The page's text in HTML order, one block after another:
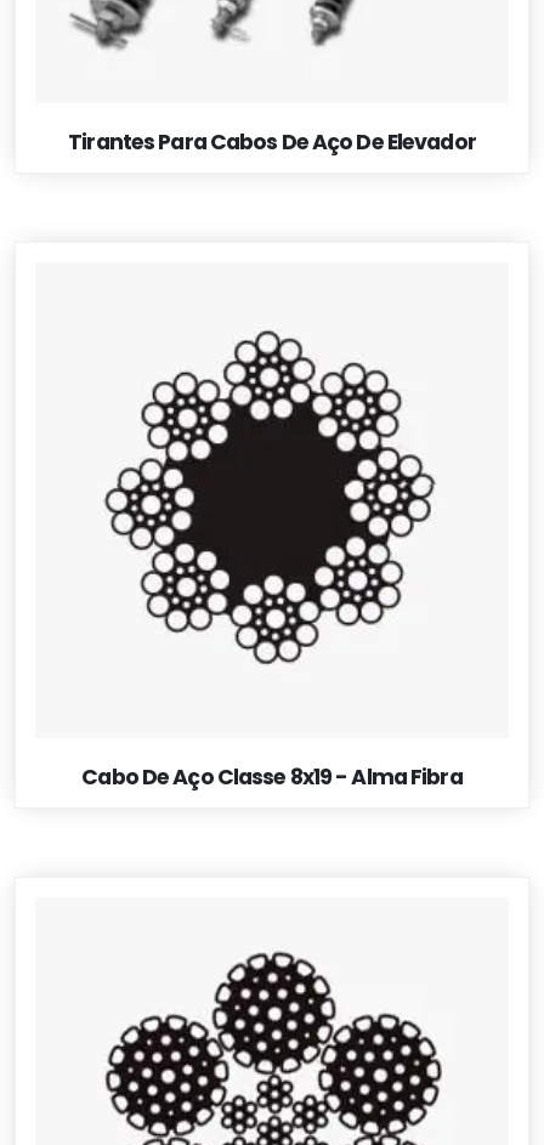
Tirantes Para Cabos De Aço De Elevador
Cabo De Aço Classe 8x19 - Alma Fibra